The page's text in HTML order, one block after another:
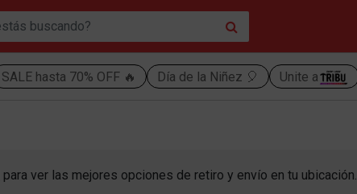
SALE hasta 70% OFF 🔥 Día de la Niñez 🎈 Unite a
para ver las mejores opciones de retiro y envío en tu ubicación.